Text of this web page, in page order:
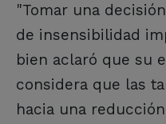
"Tomar una
de insensibilidad
bien aclaró que su
considera que las
hacia una